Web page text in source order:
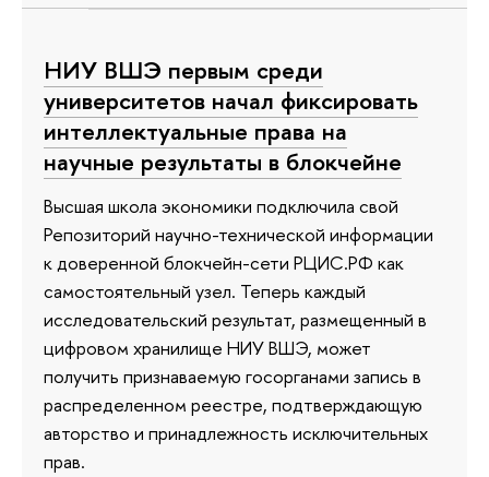
НИУ ВШЭ первым среди
университетов начал фиксировать
интеллектуальные права на
научные результаты в блокчейне
Высшая школа экономики подключила свой
Репозиторий научно-технической информации
к доверенной блокчейн-сети РЦИС.РФ как
самостоятельный узел. Теперь каждый
исследовательский результат, размещенный в
цифровом хранилище НИУ ВШЭ, может
получить признаваемую госорганами запись в
распределенном реестре, подтверждающую
авторство и принадлежность исключительных
прав.